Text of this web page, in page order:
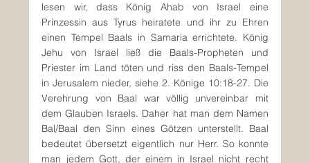
lesen wir, dass König Ahab von Israel eine
Prinzessin aus Tyrus heiratete und ihr zu Ehren
einen Tempel Baals in Samaria errichtete. König
Jehu von Israel ließ die Baals-Propheten und
Priester im Land töten und riss den Baals-Tempel
in Jerusalem nieder, siehe 2. Könige 10:18-27. Die
Verehrung von Baal war völlig unvereinbar mit
dem Glauben Israels. Daher hat man dem Namen
Bal/Baal den Sinn eines Götzen unterstellt. Baal
bedeutet übersetzt eigentlich nur Herr. So konnte
man jedem Gott, der einem in Israel nicht recht